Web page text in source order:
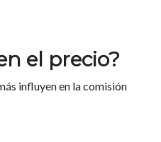
el precio?
influyen en la comisión